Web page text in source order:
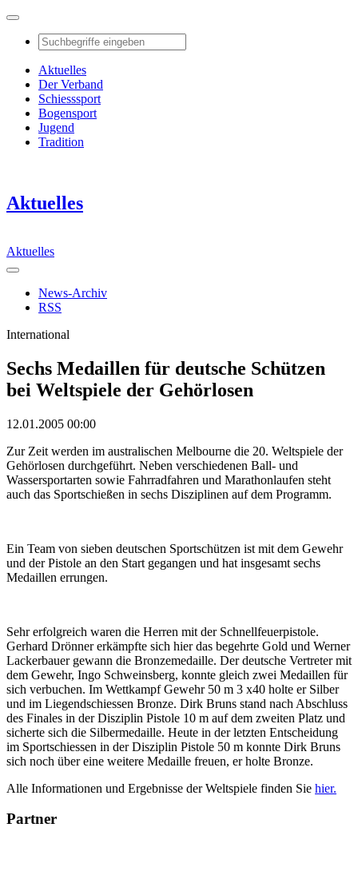
Aktuelles
Der Verband
Schiesssport
Bogensport
Jugend
Tradition
Aktuelles
Aktuelles
News-Archiv
RSS
International
Sechs Medaillen für deutsche Schützen
bei Weltspiele der Gehörlosen
12.01.2005 00:00
Zur Zeit werden im australischen Melbourne die 20. Weltspiele der
Gehörlosen durchgeführt. Neben verschiedenen Ball- und
Wassersportarten sowie Fahrradfahren und Marathonlaufen steht
auch das Sportschießen in sechs Disziplinen auf dem Programm.
Ein Team von sieben deutschen Sportschützen ist mit dem Gewehr
und der Pistole an den Start gegangen und hat insgesamt sechs
Medaillen errungen.
Sehr erfolgreich waren die Herren mit der Schnellfeuerpistole.
Gerhard Drönner erkämpfte sich hier das begehrte Gold und Werner
Lackerbauer gewann die Bronzemedaille. Der deutsche Vertreter mit
dem Gewehr, Ingo Schweinsberg, konnte gleich zwei Medaillen für
sich verbuchen. Im Wettkampf Gewehr 50 m 3 x40 holte er Silber
und im Liegendschiessen Bronze. Dirk Bruns stand nach Abschluss
des Finales in der Disziplin Pistole 10 m auf dem zweiten Platz und
sicherte sich die Silbermedaille. Heute in der letzten Entscheidung
im Sportschiessen in der Disziplin Pistole 50 m konnte Dirk Bruns
sich noch über eine weitere Medaille freuen, er holte Bronze.
Alle Informationen und Ergebnisse der Weltspiele finden Sie hier.
Partner